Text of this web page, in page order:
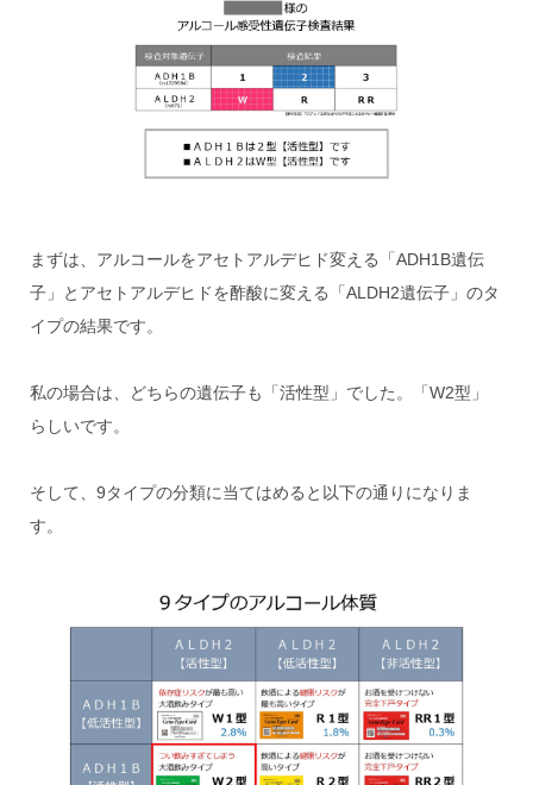
まずは、アルコールをアセトアルデヒド変える「ADH1B遺伝
子」とアセトアルデヒドを酢酸に変える「ALDH2遺伝子」のタ
イプの結果です。
私の場合は、どちらの遺伝子も「活性型」でした。「W2型」
らしいです。
そして、9タイプの分類に当てはめると以下の通りになりま
す。